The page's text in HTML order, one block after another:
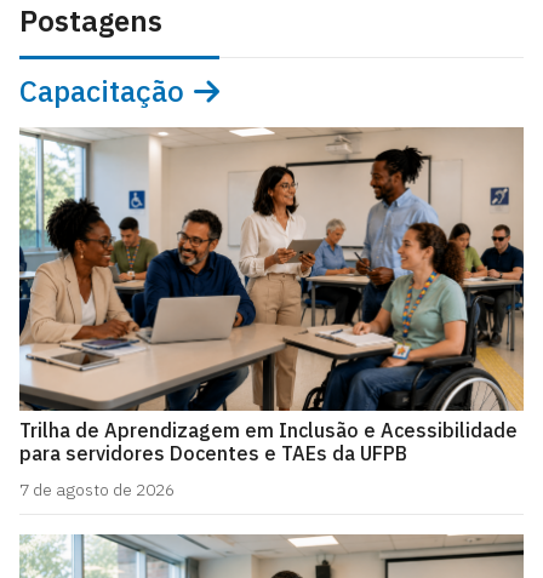
Postagens
Capacitação
Trilha de Aprendizagem em Inclusão e Acessibilidade
para servidores Docentes e TAEs da UFPB
7 de agosto de 2026